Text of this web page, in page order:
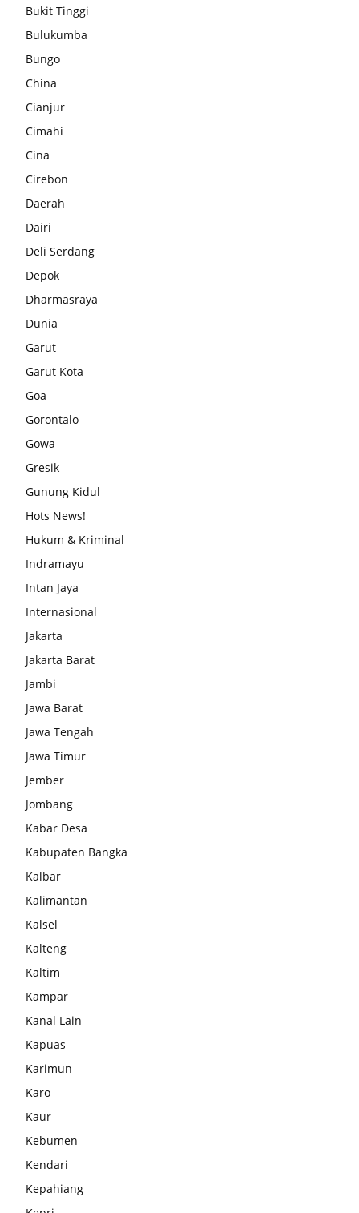
Bukit Tinggi
Bulukumba
Bungo
China
Cianjur
Cimahi
Cina
Cirebon
Daerah
Dairi
Deli Serdang
Depok
Dharmasraya
Dunia
Garut
Garut Kota
Goa
Gorontalo
Gowa
Gresik
Gunung Kidul
Hots News!
Hukum & Kriminal
Indramayu
Intan Jaya
Internasional
Jakarta
Jakarta Barat
Jambi
Jawa Barat
Jawa Tengah
Jawa Timur
Jember
Jombang
Kabar Desa
Kabupaten Bangka
Kalbar
Kalimantan
Kalsel
Kalteng
Kaltim
Kampar
Kanal Lain
Kapuas
Karimun
Karo
Kaur
Kebumen
Kendari
Kepahiang